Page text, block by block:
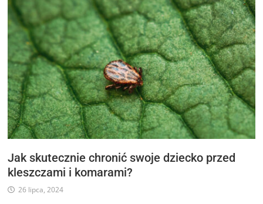
Jak skutecznie chronić swoje dziecko przed
kleszczami i komarami?
26 lipca, 2024